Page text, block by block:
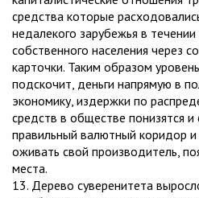
средства которые
недалекого зарубежья в
собственного населения через
карточки. Таким образом
подскочит, деньги напрямую в
экономику, издержки по
средств в обществе понизятся
правильный валютный коридор
оживать свой производитель,
места.
13. Дерево суверенитета